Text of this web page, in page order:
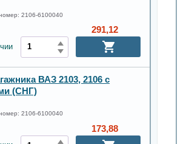
2106-6100040
291,12
ВАЗ 2103, 2106 с
(СНГ)
2106-6100040
173,88